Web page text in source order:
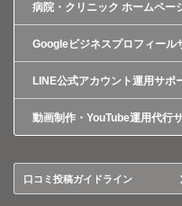
病院・クリニック ホームペー
Googleビジネスプロフィール
LINE公式アカウント運用サポ
動画制作・YouTube運用代行
口コミ投稿ガイドライン